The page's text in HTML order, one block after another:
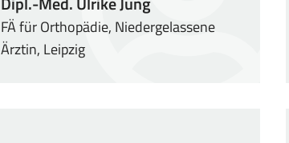
FÄ für Orthopädie, Niedergelassene
Ärztin, Leipzig